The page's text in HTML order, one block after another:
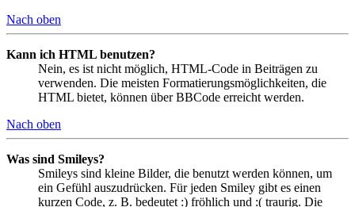
Nach oben
Kann ich HTML benutzen?
Nein, es ist nicht möglich, HTML-Code in Beiträgen zu
verwenden. Die meisten Formatierungsmöglichkeiten, die
HTML bietet, können über BBCode erreicht werden.
Nach oben
Was sind Smileys?
Smileys sind kleine Bilder, die benutzt werden können, um
ein Gefühl auszudrücken. Für jeden Smiley gibt es einen
kurzen Code, z. B. bedeutet :) fröhlich und :( traurig. Die